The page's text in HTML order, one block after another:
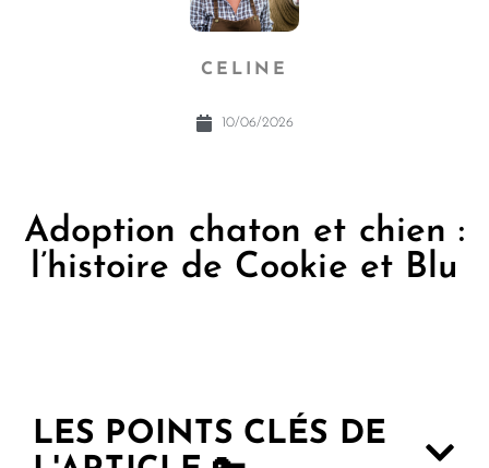
CELINE
10/06/2026
Adoption chaton et chien :
l’histoire de Cookie et Blu
LES POINTS CLÉS DE